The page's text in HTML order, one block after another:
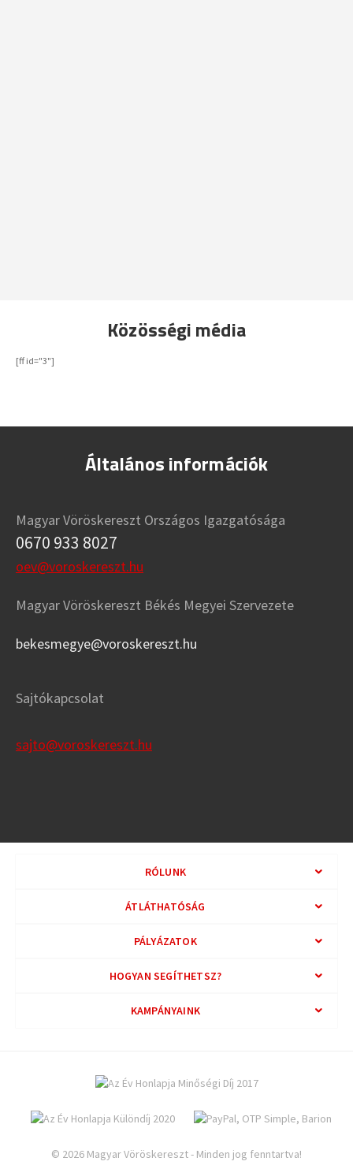
Közösségi média
[ff id="3"]
Általános információk
Magyar Vöröskereszt Országos Igazgatósága
0670 933 8027
oev@voroskereszt.hu
Magyar Vöröskereszt Békés Megyei Szervezete
bekesmegye@voroskereszt.hu
Sajtókapcsolat
sajto@voroskereszt.hu
RÓLUNK
ÁTLÁTHATÓSÁG
PÁLYÁZATOK
HOGYAN SEGÍTHETSZ?
KAMPÁNYAINK
© 2026 Magyar Vöröskereszt - Minden jog fenntartva!